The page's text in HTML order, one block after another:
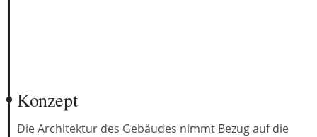
Konzept
Die Architektur des Gebäudes nimmt Bezug auf die